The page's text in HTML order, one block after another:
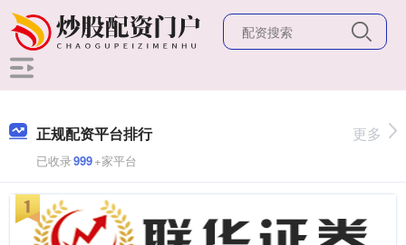
正规配资平台排行
已收录999+家平台
更多